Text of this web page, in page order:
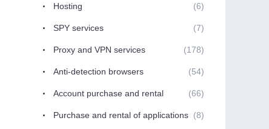
Hosting (6)
SPY services (7)
Proxy and VPN services (178)
Anti-detection browsers (54)
Account purchase and rental (66)
Purchase and rental of applications (8)